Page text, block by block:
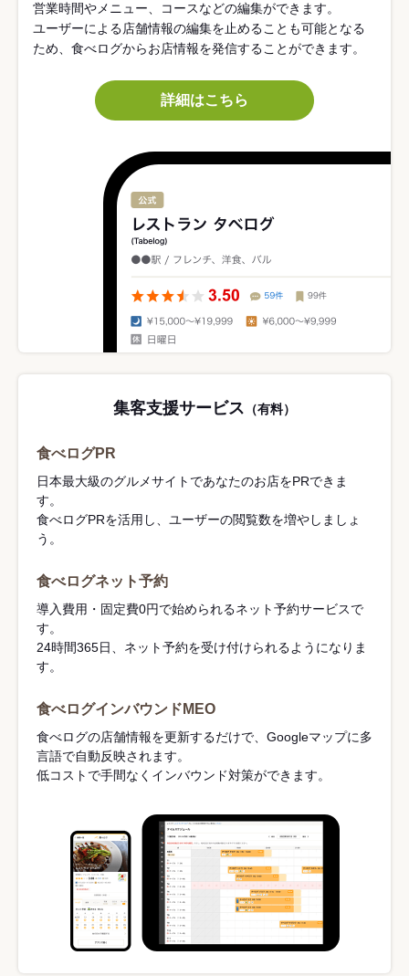
営業時間やメニュー、コースなどの編集ができます。
ユーザーによる店舗情報の編集を止めることも可能となる
ため、食べログからお店情報を発信することができます。
詳細はこちら
集客支援サービス （有料）
食べログPR
日本最大級のグルメサイトであなたのお店をPRできま
す。
食べログPRを活用し、ユーザーの閲覧数を増やしましょ
う。
食べログネット予約
導入費用・固定費0円で始められるネット予約サービスで
す。
24時間365日、ネット予約を受け付けられるようになりま
す。
食べログインバウンドMEO
食べログの店舗情報を更新するだけで、Googleマップに多
言語で自動反映されます。
低コストで手間なくインバウンド対策ができます。